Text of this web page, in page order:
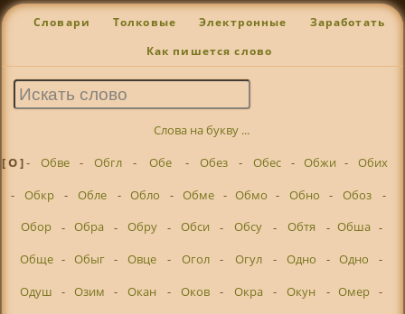
Словари Толковые Электронные Заработать
Как пишется слово
Слова на букву ...
[ О ]- Обве - Обгл - Обе - Обез - Обес - Обжи -
Обих
-
Обкр - Обле - Обло - Обме - Обмо - Обно - Обоз
-
Обор
- Обра - Обру - Обси - Обсу - Обтя - Обша -
Обще - Обыг - Овце - Огол - Огул - Одно - Одно
-
Одуш
- Озим - Окан - Оков - Окра - Окун - Омер -